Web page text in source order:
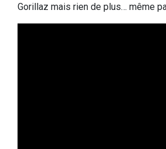
Gorillaz mais rien de plus… même